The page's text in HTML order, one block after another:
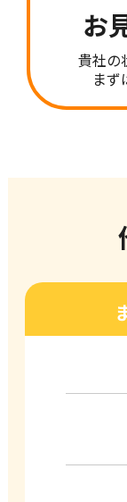
お
貴社の
まず